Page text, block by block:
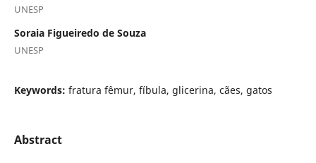
UNESP
Soraia Figueiredo de Souza
UNESP
Keywords: fratura fêmur, fíbula, glicerina, cães, gatos
Abstract